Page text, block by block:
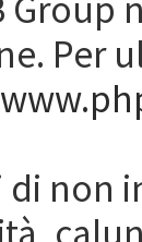
Per
di non